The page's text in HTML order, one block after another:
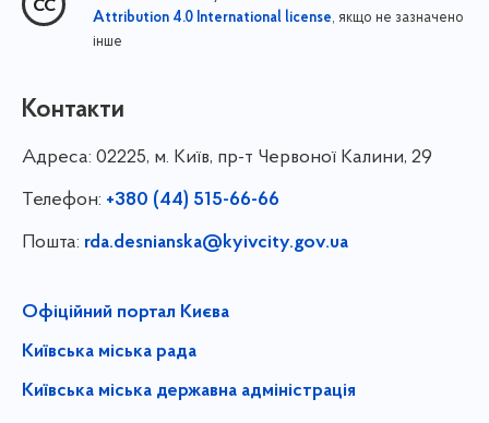
Attribution 4.0 International license, якщо не зазначено
інше
Контакти
Адреса: 02225, м. Київ, пр-т Червоної Калини, 29
Телефон: +380 (44) 515-66-66
Пошта: rda.desnianska@kyivcity.gov.ua
Офіційний портал Києва
Київська міська рада
Київська міська державна адміністрація